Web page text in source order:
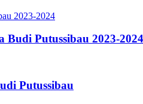
Budi Putussibau 2023-2024
Putussibau